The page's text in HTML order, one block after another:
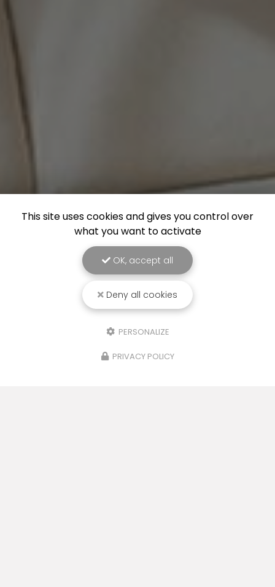
This site uses cookies and gives you control over
what you want to activate
OK, accept all
Deny all cookies
PERSONALIZE
PRIVACY POLICY